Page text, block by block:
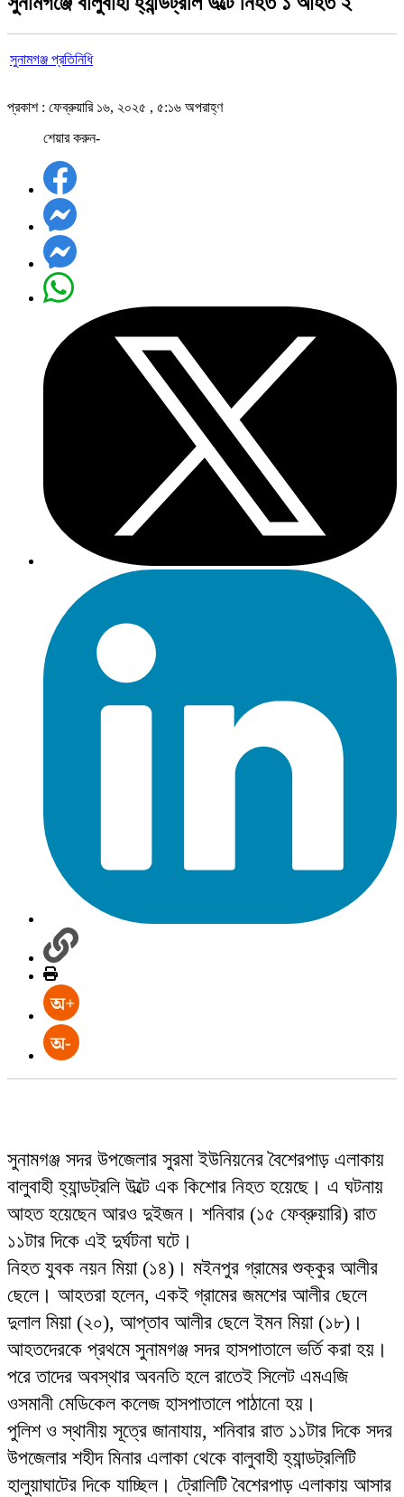
সুনামগঞ্জ প্রতিনিধি
প্রকাশ : ফেব্রুয়ারি ১৬, ২০২৫ , ৫:১৬ অপরাহ্ণ
শেয়ার করুন-
সুনামগঞ্জ সদর উপজেলার সুরমা ইউনিয়নের বৈশেরপাড় এলাকায়
বালুবাহী হ্যান্ডট্রলি উল্টে এক কিশোর নিহত হয়েছে। এ ঘটনায়
আহত হয়েছেন আরও দুইজন। শনিবার (১৫ ফেব্রুয়ারি) রাত
১১টার দিকে এই দুর্ঘটনা ঘটে।
নিহত যুবক নয়ন মিয়া (১৪)। মইনপুর গ্রামের শুক্কুর আলীর
ছেলে। আহতরা হলেন, একই গ্রামের জমশের আলীর ছেলে
দুলাল মিয়া (২০), আপ্তাব আলীর ছেলে ইমন মিয়া (১৮)।
আহতদেরকে প্রথমে সুনামগঞ্জ সদর হাসপাতালে ভর্তি করা হয়।
পরে তাদের অবস্থার অবনতি হলে রাতেই সিলেট এমএজি
ওসমানী মেডিকেল কলেজ হাসপাতালে পাঠানো হয়।
পুলিশ ও স্থানীয় সূত্রে জানাযায়, শনিবার রাত ১১টার দিকে সদর
উপজেলার শহীদ মিনার এলাকা থেকে বালুবাহী হ্যান্ডট্রলিটি
হালুয়াঘাটের দিকে যাচ্ছিল। ট্রোলিটি বৈশেরপাড় এলাকায় আসার